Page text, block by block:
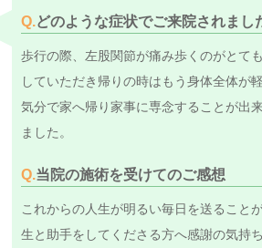
Q.どのような症状でご来院されまし
歩行の際、左股関節が痛み歩くのがとて
していただき帰りの時はもう身体全体が
気分で家へ帰り家事に専念することが出
ました。
Q.当院の施術を受けてのご感想
これからの人生が明るい毎日を送ること
生と助手をしてくださる方へ感謝の気持